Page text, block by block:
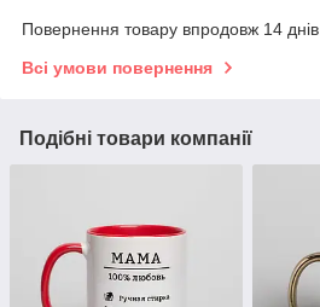
Повернення товару впродовж 14
Всі умови повернення
Подібні товари компанії